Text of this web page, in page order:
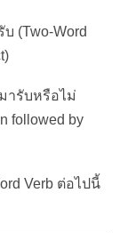
(Two-Word
ารับหรือไม่
followed by
Verb ต่อไปนี้